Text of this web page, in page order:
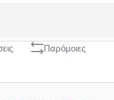
Παρόμοιες